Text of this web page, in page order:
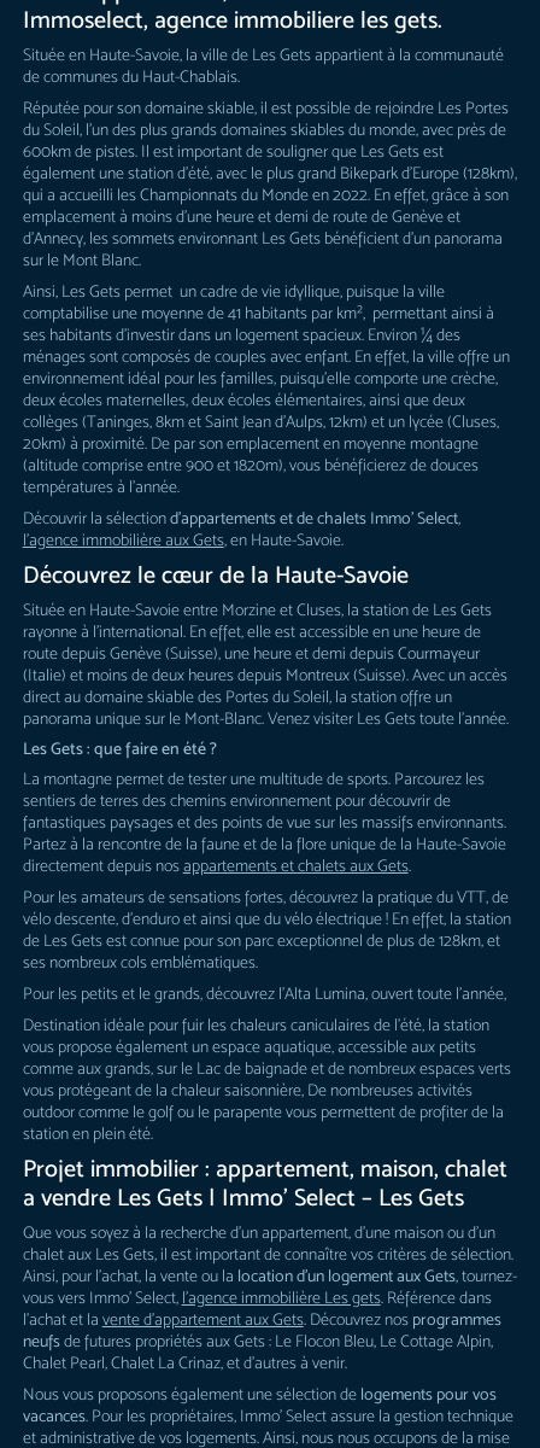
Immoselect, agence immobiliere les gets.
Située en Haute-Savoie, la ville de Les Gets appartient à la communauté
de communes du Haut-Chablais.
Réputée pour son domaine skiable, il est possible de rejoindre Les Portes
du Soleil, l’un des plus grands domaines skiables du monde, avec près de
600km de pistes. Il est important de souligner que Les Gets est
également une station d’été, avec le plus grand Bikepark d’Europe (128km),
qui a accueilli les Championnats du Monde en 2022. En effet, grâce à son
emplacement à moins d’une heure et demi de route de Genève et
d’Annecy, les sommets environnant Les Gets bénéficient d’un panorama
sur le Mont Blanc.
Ainsi, Les Gets permet un cadre de vie idyllique, puisque la ville
comptabilise une moyenne de 41 habitants par km², permettant ainsi à
ses habitants d’investir dans un logement spacieux. Environ ¼ des
ménages sont composés de couples avec enfant. En effet, la ville offre un
environnement idéal pour les familles, puisqu’elle comporte une crèche,
deux écoles maternelles, deux écoles élémentaires, ainsi que deux
collèges (Taninges, 8km et Saint Jean d’Aulps, 12km) et un lycée (Cluses,
20km) à proximité. De par son emplacement en moyenne montagne
(altitude comprise entre 900 et 1820m), vous bénéficierez de douces
températures à l’année.
Découvrir la sélectiond’appartements et de chalets Immo’ Select,
l’agence immobilière aux Gets, en Haute-Savoie.
Découvrez le cœur de la Haute-Savoie
Située en Haute-Savoie entre Morzine et Cluses, la station de Les Gets
rayonne à l’international. En effet, elle est accessible en une heure de
route depuis Genève (Suisse), une heure et demi depuis Courmayeur
(Italie) et moins de deux heures depuis Montreux (Suisse). Avec un accès
direct au domaine skiable des Portes du Soleil, la station offre un
panorama unique sur le Mont-Blanc. Venez visiter Les Gets toute l’année.
Les Gets : que faire en été ?
La montagne permet de tester une multitude de sports. Parcourez les
sentiers de terres des chemins environnement pour découvrir de
fantastiques paysages et des points de vue sur les massifs environnants.
Partez à la rencontre de la faune et de la flore unique de la Haute-Savoie
directement depuis nosappartements et chalets aux Gets.
Pour les amateurs de sensations fortes, découvrez la pratique du VTT, de
vélo descente, d’enduro et ainsi que du vélo électrique ! En effet, la station
de Les Gets est connue pour son parc exceptionnel de plus de 128km, et
ses nombreux cols emblématiques.
Pour les petits et le grands, découvrez l’Alta Lumina, ouvert toute l’année,
Destination idéale pour fuir les chaleurs caniculaires de l’été, la station
vous propose également un espace aquatique, accessible aux petits
comme aux grands, sur le Lac de baignade et de nombreux espaces verts
vous protégeant de la chaleur saisonnière, De nombreuses activités
outdoor comme le golf ou le parapente vous permettent de profiter de la
station en plein été.
Projet immobilier : appartement, maison, chalet
a vendre Les Gets | Immo’ Select – Les Gets
Que vous soyez à la recherche d’un appartement, d’une maison ou d’un
chalet aux Les Gets, il est important de connaître vos critères de sélection.
Ainsi, pour l’achat, la vente ou la location d’un logement aux Gets, tournez-
vous vers Immo’ Select, l’agence immobilière Les gets. Référence dans
l’achat et la vente d’appartement aux Gets. Découvrez nos programmes
neufsde futures propriétés aux Gets : Le Flocon Bleu, Le Cottage Alpin,
Chalet Pearl, Chalet La Crinaz, et d’autres à venir.
Nous vous proposons également une sélection de logements pour vos
vacances. Pour les propriétaires, Immo’ Select assure la gestion technique
et administrative de vos logements. Ainsi, nous nous occupons de la mise